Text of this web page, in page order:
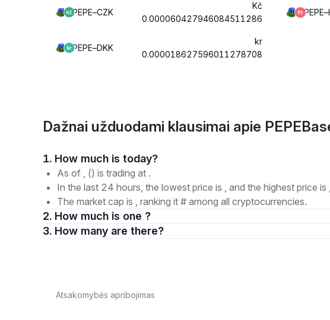
PEPE–CZK
Kč
0.000060427946084511286
PEPE–DKK
kr
0.000018627596011278708
Dažnai užduodami klausimai apie
1. How much is today?
As of , () is trading at .
In the last 24 hours, the lowest price is , and the highest price
The market cap is , ranking it # among all cryptocurrencies.
2. How much is one ?
3. How many are there?
Atsakomybės apribojimas